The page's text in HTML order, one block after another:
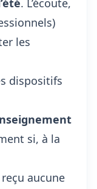
. L’écoute,
les
dispositifs
si, à la
aucune